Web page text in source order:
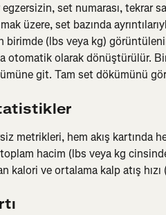
egzersizin, set numarası, tekrar
üzere, set bazında
(lbs veya kg)
otomatik olarak dönüştürülür.
git. Tam set dökümünü
metrikleri, hem akış kartında
hacim (lbs veya kg
kalori ve ortalama kalp atış